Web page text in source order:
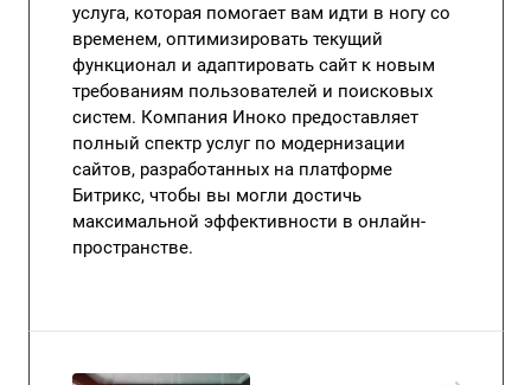
услуга, которая помогает вам идти в ногу со
временем, оптимизировать текущий
функционал и адаптировать сайт к новым
требованиям пользователей и поисковых
систем. Компания Иноко предоставляет
полный спектр услуг по модернизации
сайтов, разработанных на платформе
Битрикс, чтобы вы могли достичь
максимальной эффективности в онлайн-
пространстве.